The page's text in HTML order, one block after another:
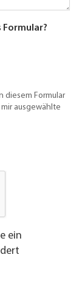
diesem Formular
ausgewählte
ein